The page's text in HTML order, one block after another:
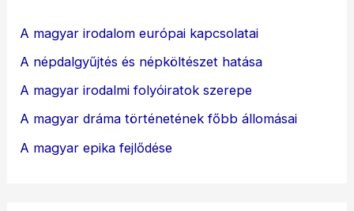
A magyar irodalom európai kapcsolatai
A népdalgyűjtés és népköltészet hatása
A magyar irodalmi folyóiratok szerepe
A magyar dráma történetének főbb állomásai
A magyar epika fejlődése